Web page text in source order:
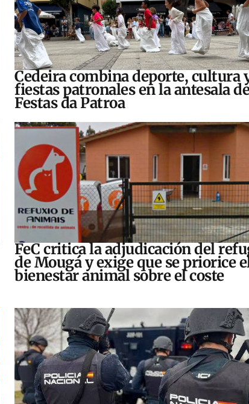
Cedeira combina deporte, cultura
fiestas patronales en la antesala
Festas da Patroa
FeC critica la adjudicación del
de Mougá y exige que se priorice
bienestar animal sobre el coste